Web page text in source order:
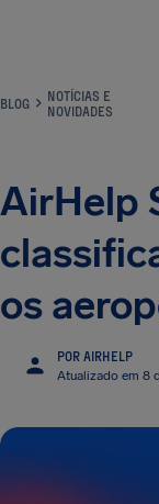
BLOG
NOTÍCIAS E
NOVIDADES
AirHelp
os
POR AIRHELP
Atualizado em 8